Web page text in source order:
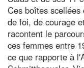
Ces boîtes scellées
de foi, de courage
racontent le
ces femmes entre
ce que rapporte à